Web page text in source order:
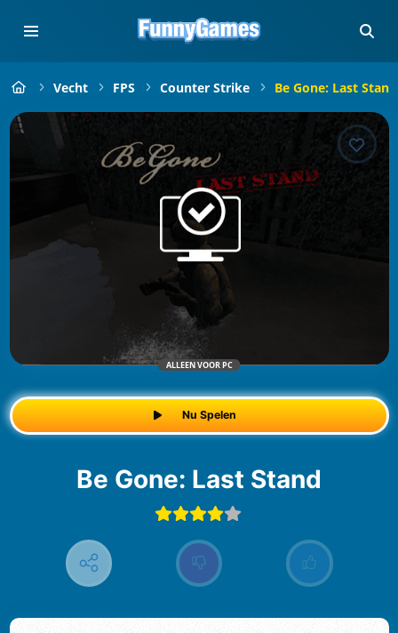
Vecht FPS Counter Strike Be Gone: Last Stand
ALLEEN VOOR PC
Nu Spelen
Be Gone: Last Stand